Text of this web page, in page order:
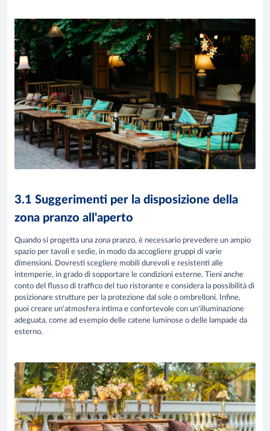
3.1 Suggerimenti per la disposizione della
zona pranzo all'aperto
Quando si progetta una zona pranzo, è necessario prevedere un ampio
spazio per tavoli e sedie, in modo da accogliere gruppi di varie
dimensioni. Dovresti scegliere mobili durevoli e resistenti alle
intemperie, in grado di sopportare le condizioni esterne. Tieni anche
conto del flusso di traffico del tuo ristorante e considera la possibilità di
posizionare strutture per la protezione dal sole o ombrelloni. Infine,
puoi creare un'atmosfera intima e confortevole con un'illuminazione
adeguata, come ad esempio delle catene luminose o delle lampade da
esterno.